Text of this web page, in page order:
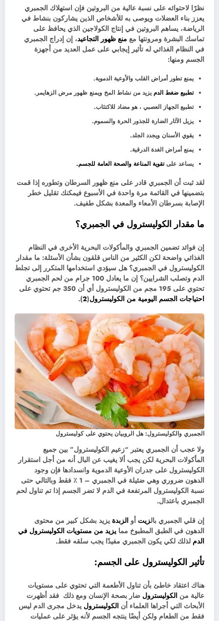
نظرًا لاحتوائه على نسبة عالية من البروتين فإن استهلاك الجمبري
يعزز بناء العضلات ويوصى به للأشخاص الذين يشاركون بنشاط في
الرياضة، يساهم البروتين في إنتاج الكولاجين الذي يحافظ على
تماسك البشرة ومرونتها مع منع ظهور التجاعيد، إن إدراج الجمبري
في النظام الغذائي له تأثير إيجابي على عمل العديد من أجهزة
الجسم ومنها:
يمنع تطور أمراض القلب والأوعية الدموية.
تطبيع ضغط الدميزيد من نشاط المخ ويمنع ظهور مرض الزهايمر.
تطبيع الجهاز العصبي ، هو مضاد للاكتئاب.
يزيل الآثار الضارة للجذور الحرة والسموم.
يقوي الأسنان ويجدد الجلد.
يمنع أمراض الغدة الدرقية.
يساعد علىتقوية المناعة والصحة العامة للجسم.
لقد ثبت أن الجمبري قادر على منع ظهور السرطان وتطوره إذا قمت
بتضمينها في القائمة مرة واحدة في الأسبوع فيمكنك تقليل خطر
الإصابة بسرطان الأمعاء والمعدة بشكل طفيف.
ما مقدار الكوليسترول في الجمبري؟
إن فوائد تضمين الجمبري والمأكولات البحرية الأخرى في النظام
الغذائي واضحة لكن الكثير من الناس قلقون بشأن الأسئلة: ما مقدار
الكوليسترول في الجمبري؟ هل سيؤدي استخدامها المتكرر إلى تجلط
الدم وتصلب الشرايين؟ إن ما يعادل 100 جرام من لحم الجمبري
تحتوي على 195 مجم من الكوليسترول أي أن 350 جم تحتوي على
احتياجات الجسم اليومية من الكوليسترول(
2
).
الجمبري والكوليسترول: هل الروبيان يحتوي على كوليسترول
ولا عجب أن الجمبري يعتبر “زعيم الكوليسترول” بين جميع
المأكولات البحرية لكن يجب ألا يغيب عن البال أنه من أجل استقرار
الكوليسترول على جدران الأوعية الدموية وانسدادها فإن وجود
الدهون ضروري وهي ضئيلة في الجمبري – 1 ٪ فقط وبالتالي حتى
نسبة الكوليسترول المرتفعة في الدم لا تضر الجسم إذا تم تناول لحم
الجمبري باعتدال.
إن قلي الجمبري بالزيت أو الزبدة يزيد بشكل كبير من محتوى
الدهون في الطبق المطبوخ مما يزيد من مستويات الكوليسترول في
الدم لذلك لكي يكون الجمبري مفيدًا يجب سلقه فقط.
تأثير الكوليسترول على الجسم:
هناك اعتقاد خاطئ بأن تناول الأطعمة التي تحتوي على مستويات
عالية من الكوليسترول ضار بصحة الإنسان ومع ذلك فقد أظهرت
الأبحاث التي أجراها العلماء أن الكوليسترول يدخل مجرى الدم ليس
فقط من الطعام ولكن أيضًا ينتجه الجسم لأنه يؤثر على عمليات